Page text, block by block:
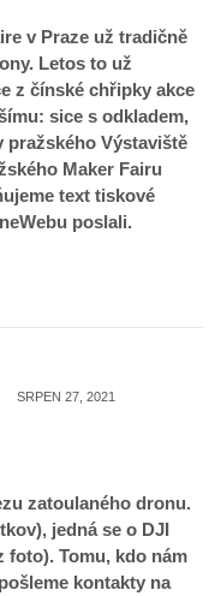
v Praze už tradičně
Letos to už
z čínské chřipky akce
sice s odkladem,
pražského Výstaviště
Maker Fairu
text tiskové
poslali.
SRPEN 27, 2021
zatoulaného dronu.
jedná se o DJI
foto). Tomu, kdo nám
kontakty na